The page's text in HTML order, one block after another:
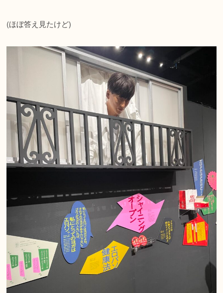
(ほぼ答え見たけど)